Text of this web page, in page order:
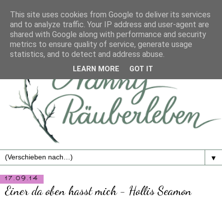
▼
17.09.14
Einer da oben hasst mich - Hollis Seamon
This site uses cookies from Google to deliver its services
and to analyze traffic. Your IP address and user-agent are
shared with Google along with performance and security
metrics to ensure quality of service, generate usage
statistics, and to detect and address abuse.
LEARN MORE GOT IT